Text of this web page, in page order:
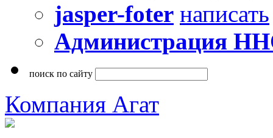
jasper-foter написать
Администрация
поиск по сайту
Компания Агат